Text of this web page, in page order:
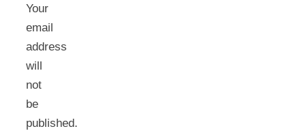
Your
email
address
will
not
be
published.